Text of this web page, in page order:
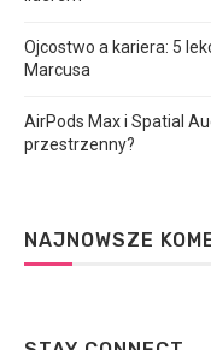
Ojcostwo a kariera: 5
Marcusa
AirPods Max i Spatial
przestrzenny?
NAJNOWSZE